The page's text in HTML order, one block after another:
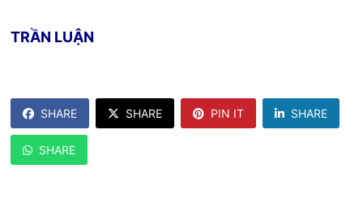
TRẦN LUẬN
SHARE SHARE PIN IT SHARE
SHARE